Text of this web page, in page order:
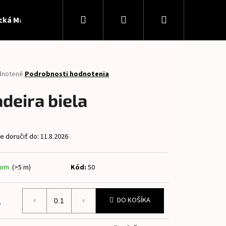
Madeira Softshell Patent Panely
Hľadať PrihlásenieNákupný
Podrobnosti hodnotenia
biela
doručiť do: 11.8.2026
(>5 m) Kód: 50
DO KOŠÍKA